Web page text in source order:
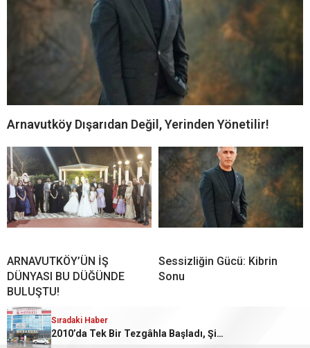
Arnavutköy Dışarıdan Değil, Yerinden Yönetilir!
ARNAVUTKÖY’ÜN İŞ
DÜNYASI BU DÜĞÜNDE
BULUŞTU!
Sessizliğin Gücü: Kibrin
Sonu
Sıradaki Haber
2010’da Tek Bir Tezgâhla Başladı, Şimdi Türkiye’nin Dürüm Markası Olmaya Hazırlanıyor!